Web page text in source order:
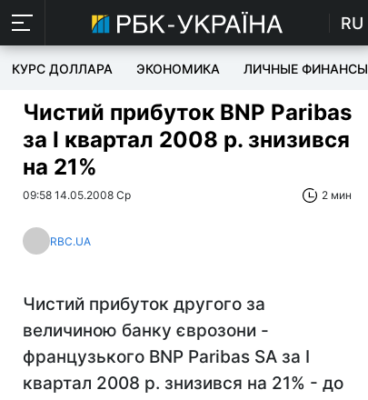
RU
КУРС ДОЛЛАРА ЭКОНОМИКА ЛИЧНЫЕ ФИНАНСЫ
Чистий прибуток BNP Paribas
за I квартал 2008 р. знизився
на 21%
09:58 14.05.2008 Ср 2 мин
RBC.UA
Чистий прибуток другого за
величиною банку єврозони -
французького BNP Paribas SA за I
квартал 2008 р. знизився на 21% - до